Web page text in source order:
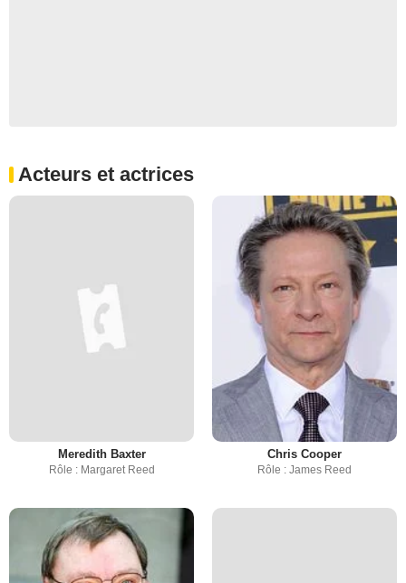
Acteurs et actrices
Meredith Baxter
Rôle : Margaret Reed
Chris Cooper
Rôle : James Reed